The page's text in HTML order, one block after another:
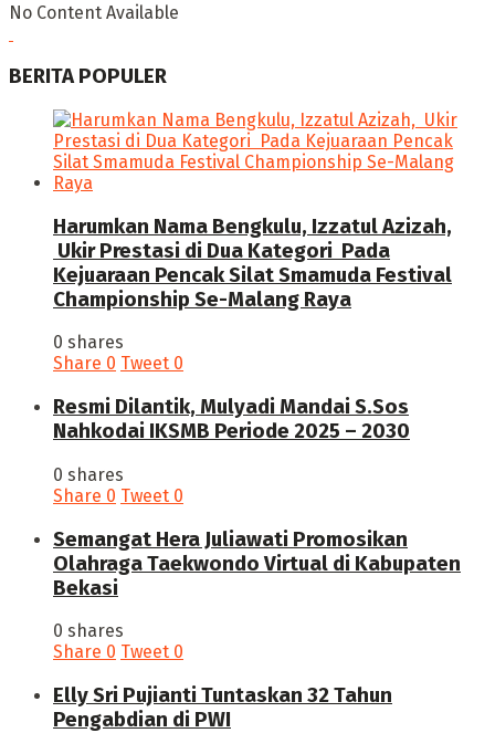
No Content Available
BERITA POPULER
Harumkan Nama Bengkulu, Izzatul Azizah,
Ukir Prestasi di Dua Kategori Pada
Kejuaraan Pencak Silat Smamuda Festival
Championship Se-Malang Raya
0 shares
Share 0 Tweet 0
Resmi Dilantik, Mulyadi Mandai S.Sos
Nahkodai IKSMB Periode 2025 – 2030
0 shares
Share 0 Tweet 0
Semangat Hera Juliawati Promosikan
Olahraga Taekwondo Virtual di Kabupaten
Bekasi
0 shares
Share 0 Tweet 0
Elly Sri Pujianti Tuntaskan 32 Tahun
Pengabdian di PWI